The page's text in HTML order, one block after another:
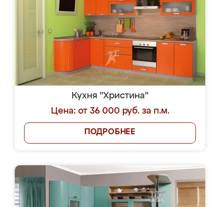
Кухня "Христина"
Цена: от 36 000 руб. за п.м.
ПОДРОБНЕЕ